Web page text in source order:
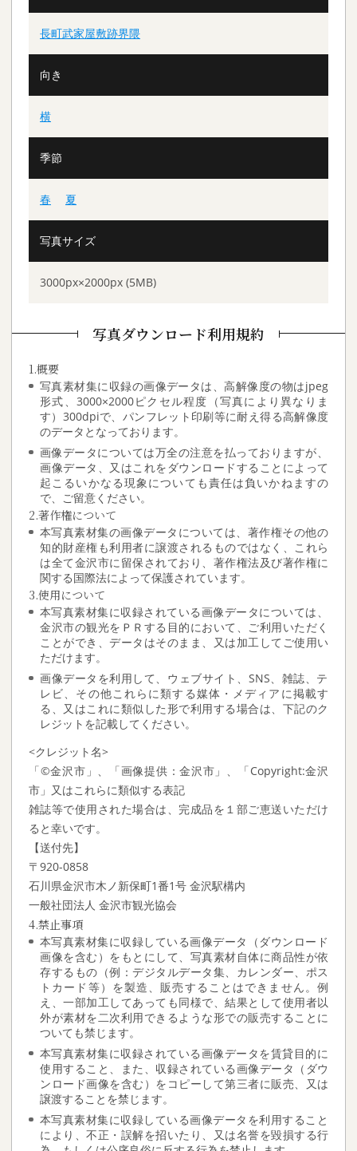
長町武家屋敷跡界隈
向き
横
季節
春 夏
写真サイズ
3000px×2000px (5MB)
写真ダウンロード利用規約
1.概要
写真素材集に収録の画像データは、高解像度の物はjpeg
形式、3000×2000ピクセル程度（写真により異なりま
す）300dpiで、パンフレット印刷等に耐え得る高解像度
のデータとなっております。
画像データについては万全の注意を払っておりますが、
画像データ、又はこれをダウンロードすることによって
起こるいかなる現象についても責任は負いかねますの
で、ご留意ください。
2.著作権について
本写真素材集の画像データについては、著作権その他の
知的財産権も利用者に譲渡されるものではなく、これら
は全て金沢市に留保されており、著作権法及び著作権に
関する国際法によって保護されています。
3.使用について
本写真素材集に収録されている画像データについては、
金沢市の観光をＰＲする目的において、ご利用いただく
ことができ、データはそのまま、又は加工してご使用い
ただけます。
画像データを利用して、ウェブサイト、SNS、雑誌、テ
レビ、その他これらに類する媒体・メディアに掲載す
る、又はこれに類似した形で利用する場合は、下記のク
レジットを記載してください。
<クレジット名>
「©金沢市」、「画像提供：金沢市」、「Copyright:金沢
市」又はこれらに類似する表記
雑誌等で使用された場合は、完成品を１部ご恵送いただけ
ると幸いです。
【送付先】
〒920-0858
石川県金沢市木ノ新保町1番1号 金沢駅構内
一般社団法人 金沢市観光協会
4.禁止事項
本写真素材集に収録している画像データ（ダウンロード
画像を含む）をもとにして、写真素材自体に商品性が依
存するもの（例：デジタルデータ集、カレンダー、ポス
トカード等）を製造、販売することはできません。例
え、一部加工してあっても同様で、結果として使用者以
外が素材を二次利用できるような形での販売することに
ついても禁じます。
本写真素材集に収録されている画像データを賃貸目的に
使用すること、また、収録されている画像データ（ダウ
ンロード画像を含む）をコピーして第三者に販売、又は
譲渡することを禁じます。
本写真素材集に収録している画像データを利用すること
により、不正・誤解を招いたり、又は名誉を毀損する行